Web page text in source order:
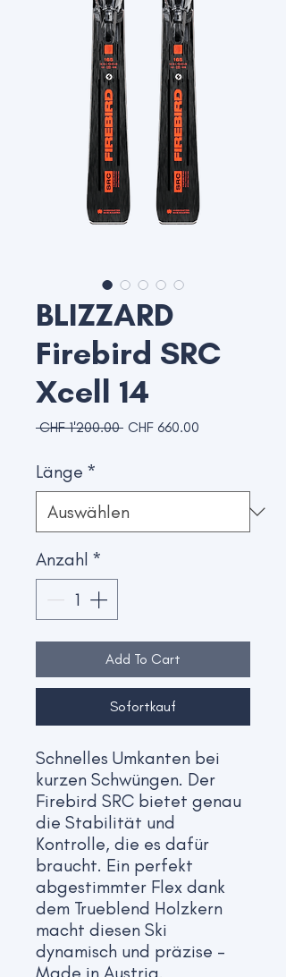
BLIZZARD
Firebird SRC
Xcell 14
CHF 1'200.00 Standardpreis
CHF 660.00
Länge *
Anzahl *
Add To Cart
Sofortkauf
Schnelles Umkanten bei
kurzen Schwüngen. Der
Firebird SRC bietet genau
die Stabilität und
Kontrolle, die es dafür
braucht. Ein perfekt
abgestimmter Flex dank
dem Trueblend Holzkern
macht diesen Ski
dynamisch und präzise -
Made in Austria.